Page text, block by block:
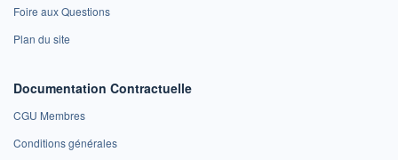
Foire aux Questions
Plan du site
Documentation Contractuelle
CGU Membres
Conditions générales